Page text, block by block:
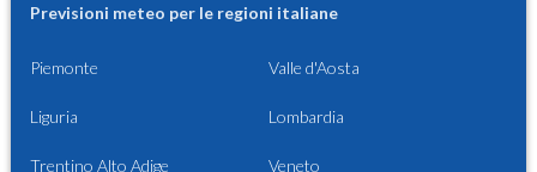
Previsioni meteo per le regioni italiane
Piemonte Valle d'Aosta
Liguria Lombardia
Trentino Alto Adige Veneto